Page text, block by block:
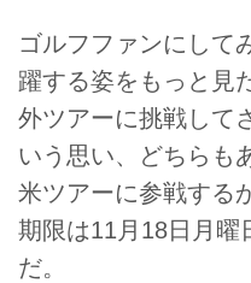
ゴルフファンにして
躍する姿をもっと見
外ツアーに挑戦して
いう思い、どちらも
米ツアーに参戦する
期限は11月18日月曜
だ。